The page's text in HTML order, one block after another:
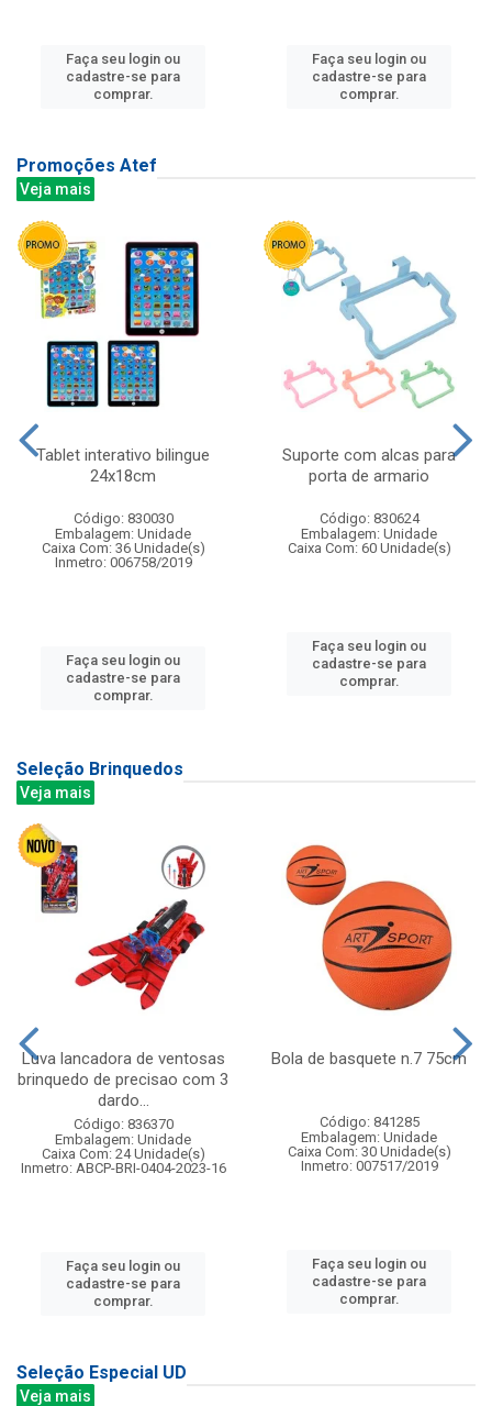
Faça seu login ou
cadastre-se para
comprar.
Faça seu login ou
cadastre-se para
comprar.
Promoções Atef
Veja mais
Tablet interativo bilingue
24x18cm
Código: 830030
Embalagem: Unidade
Caixa Com: 36 Unidade(s)
Inmetro: 006758/2019
Faça seu login ou
cadastre-se para
comprar.
Suporte com alcas para
porta de armario
Código: 830624
Embalagem: Unidade
Caixa Com: 60 Unidade(s)
Faça seu login ou
cadastre-se para
comprar.
Seleção Brinquedos
Veja mais
Luva lancadora de ventosas
brinquedo de precisao com 3
dardo...
Código: 836370
Embalagem: Unidade
Caixa Com: 24 Unidade(s)
Inmetro: ABCP-BRI-0404-2023-16
Faça seu login ou
cadastre-se para
comprar.
Bola de basquete n.7 75cm
Código: 841285
Embalagem: Unidade
Caixa Com: 30 Unidade(s)
Inmetro: 007517/2019
Faça seu login ou
cadastre-se para
comprar.
Seleção Especial UD
Veja mais